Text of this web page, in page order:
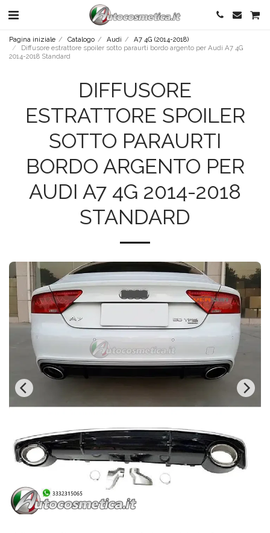
Pagina iniziale Catalogo Audi
A7 4G (2014-2018)
Diffusore estrattore spoiler sotto paraurti bordo argento per Audi A7 4G
2014-2018 Standard
DIFFUSORE
ESTRATTORE SPOILER
SOTTO PARAURTI
BORDO ARGENTO PER
AUDI A7 4G 2014-2018
STANDARD